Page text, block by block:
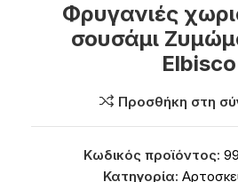
Φρυγανιές
σουσάμι
Elbisco
Προσθήκη στη
Κωδικός προϊόντος:
Κατηγορία: